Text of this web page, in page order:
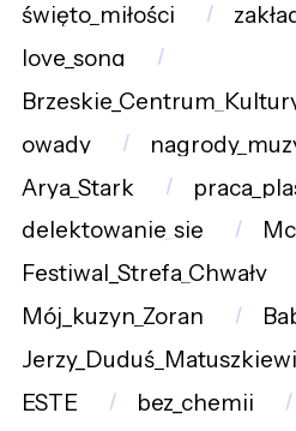
święto_miłości
love_song
owady
Arya_Stark
delektowanie_się
Festiwal_Strefa_Chwały
Mój_kuzyn_Zoran
ESTE
bez_chemii